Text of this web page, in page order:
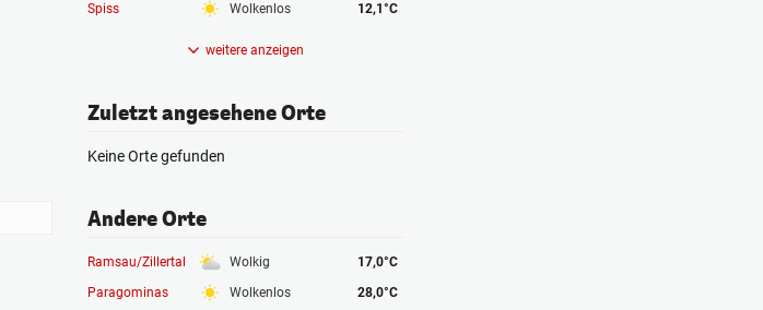
Spiss
Wolkenlos 12,1°C
weitere anzeigen
Zuletzt angesehene Orte
Keine Orte gefunden
Andere Orte
Ramsau/Zillertal Wolkig
17,0°C
Paragominas
Wolkenlos
28,0°C